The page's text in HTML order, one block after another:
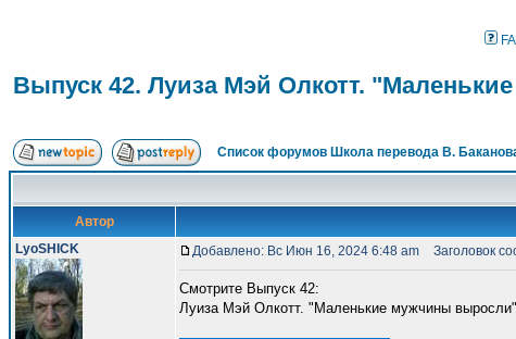
Выпуск 42. Луиза Мэй Олкотт.
Список форумов Школа перевода В.
Автор
LyoSHICK
Добавлено: Вс Июн 16, 2024 6:48 am Заголовок
Смотрите Выпуск 42:
Луиза Мэй Олкотт. "Маленькие мужчины